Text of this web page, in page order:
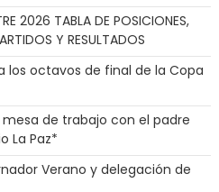
2026 TABLA DE POSICIONES,
Y RESULTADOS
los octavos de final de la Copa
de trabajo con el padre
La Paz*
Verano y delegación de